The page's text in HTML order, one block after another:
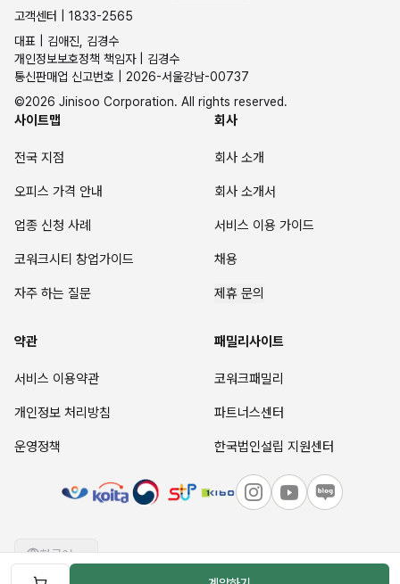
고객센터 | 1833-2565
대표 | 김애진, 김경수
개인정보보호정책 책임자 | 김경수
통신판매업 신고번호 | 2026-서울강남-00737
©2026 Jinisoo Corporation. All rights reserved.
사이트맵
전국 지점
오피스 가격 안내
업종 신청 사례
코워크시티 창업가이드
자주 하는 질문
회사
회사 소개
회사 소개서
서비스 이용 가이드
채용
제휴 문의
약관
서비스 이용약관
개인정보 처리방침
운영정책
패밀리사이트
코워크패밀리
파트너스센터
한국법인설립 지원센터
한국어